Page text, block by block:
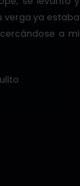
verga ya estaba
a mi